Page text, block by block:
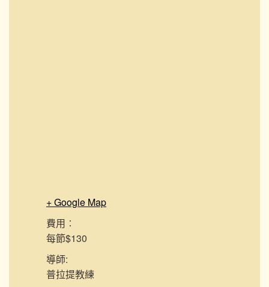
+ Google Map
費用︰
每節$130
導師:
普拉提教練